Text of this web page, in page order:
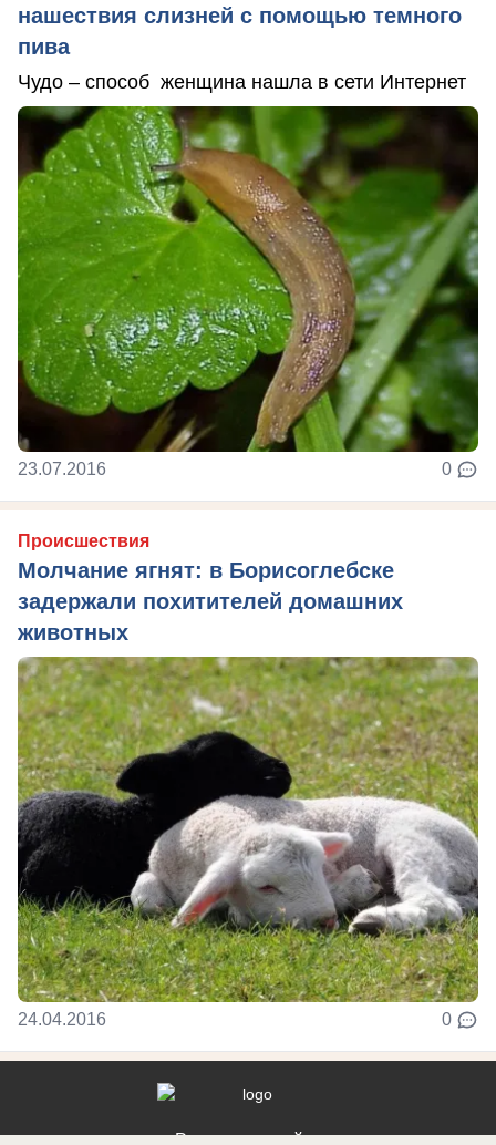
нашествия слизней с помощью темного
пива
Чудо – способ женщина нашла в сети Интернет
23.07.2016 0
Происшествия
Молчание ягнят: в Борисоглебске
задержали похитителей домашних
животных
24.04.2016 0
Реклама на сайте